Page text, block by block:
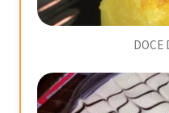
DOCE